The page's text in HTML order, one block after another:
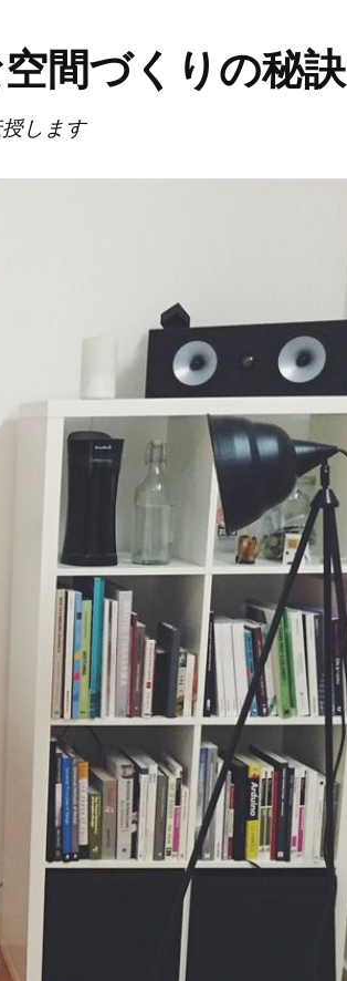
間づくりの秘訣
します